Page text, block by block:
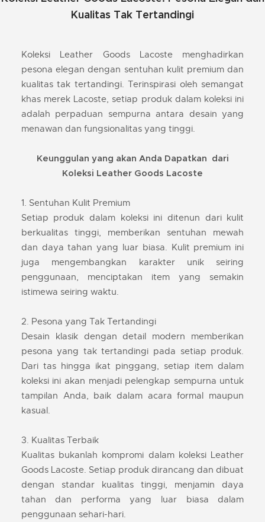
Kualitas Tak Tertandingi
Koleksi Leather Goods Lacoste menghadirkan
pesona elegan dengan sentuhan kulit premium dan
kualitas tak tertandingi. Terinspirasi oleh semangat
khas merek Lacoste, setiap produk dalam koleksi ini
adalah perpaduan sempurna antara desain yang
menawan dan fungsionalitas yang tinggi.
Keunggulan yang akan Anda Dapatkan dari
Koleksi Leather Goods Lacoste
1. Sentuhan Kulit Premium
Setiap produk dalam koleksi ini ditenun dari kulit
berkualitas tinggi, memberikan sentuhan mewah
dan daya tahan yang luar biasa. Kulit premium ini
juga mengembangkan karakter unik seiring
penggunaan, menciptakan item yang semakin
istimewa seiring waktu.
2. Pesona yang Tak Tertandingi
Desain klasik dengan detail modern memberikan
pesona yang tak tertandingi pada setiap produk.
Dari tas hingga ikat pinggang, setiap item dalam
koleksi ini akan menjadi pelengkap sempurna untuk
tampilan Anda, baik dalam acara formal maupun
kasual.
3. Kualitas Terbaik
Kualitas bukanlah kompromi dalam koleksi Leather
Goods Lacoste. Setiap produk dirancang dan dibuat
dengan standar kualitas tinggi, menjamin daya
tahan dan performa yang luar biasa dalam
penggunaan sehari-hari.